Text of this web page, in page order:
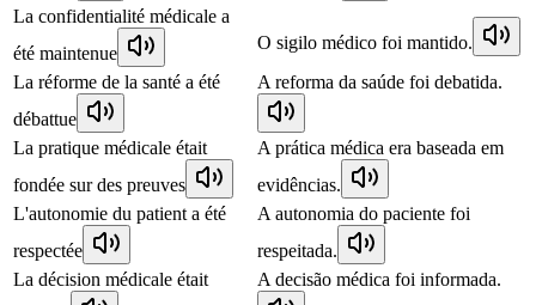
La confidentialité médicale a
été maintenue
O sigilo médico foi mantido.
La réforme de la santé a été
débattue
A reforma da saúde foi debatida.
La pratique médicale était
fondée sur des preuves
A prática médica era baseada em
evidências.
L'autonomie du patient a été
respectée
A autonomia do paciente foi
respeitada.
La décision médicale était
A decisão médica foi informada.